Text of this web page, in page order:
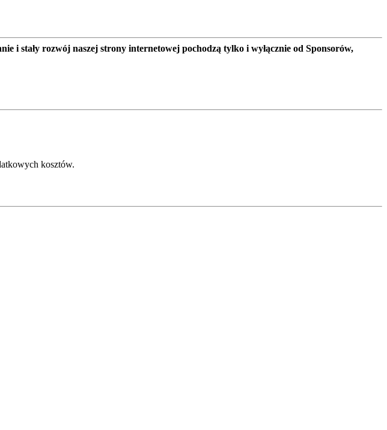
i stały rozwój naszej strony internetowej pochodzą tylko i wyłącznie od Sponsorów,
kosztów.